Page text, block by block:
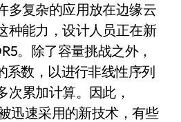
多复杂的应用放在边缘云
种能力，设计人员正在新
。除了容量挑战之外，
系数，以进行非线性序列
次累加计算。因此，
迅速采用的新技术，有些